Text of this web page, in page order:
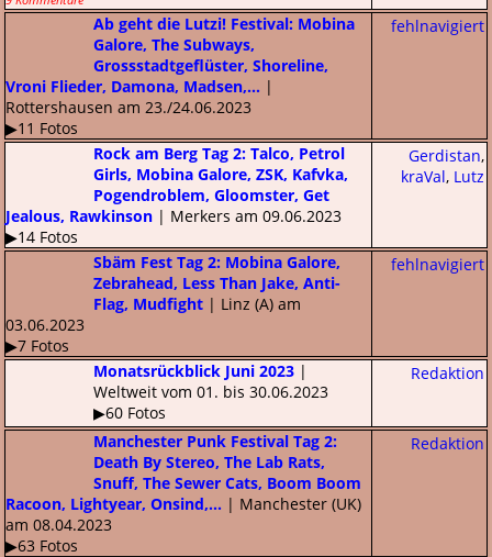
fehlnavigiert
Ab geht die Lutzi! Festival: Mobina
Galore, The Subways,
Grossstadtgeflüster, Shoreline,
Vroni Flieder, Damona, Madsen,... |
Rottershausen am 23./24.06.2023
▶11 Fotos
Gerdistan,
kraVal, Lutz
Rock am Berg Tag 2: Talco, Petrol
Girls, Mobina Galore, ZSK, Kafvka,
Pogendroblem, Gloomster, Get
Jealous, Rawkinson | Merkers am 09.06.2023
▶14 Fotos
fehlnavigiert
Sbäm Fest Tag 2: Mobina Galore,
Zebrahead, Less Than Jake, Anti-
Flag, Mudfight | Linz (A) am
03.06.2023
▶7 Fotos
Redaktion
Monatsrückblick Juni 2023 |
Weltweit vom 01. bis 30.06.2023
▶60 Fotos
Redaktion
Manchester Punk Festival Tag 2:
Death By Stereo, The Lab Rats,
Snuff, The Sewer Cats, Boom Boom
Racoon, Lightyear, Onsind,... | Manchester (UK)
am 08.04.2023
▶63 Fotos